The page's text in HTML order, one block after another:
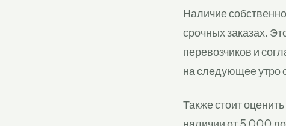
Наличие
срочных заказах.
перевозчиков и
на следующее утро
Также стоит